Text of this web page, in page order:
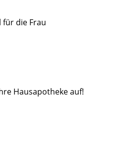
für die Frau
Hausapotheke auf!